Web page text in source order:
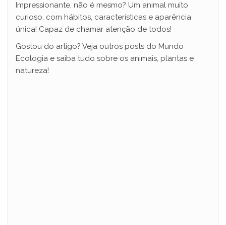
Impressionante, não é mesmo? Um animal muito
curioso, com hábitos, características e aparência
única! Capaz de chamar atenção de todos!
Gostou do artigo? Veja outros posts do Mundo
Ecologia e saiba tudo sobre os animais, plantas e
natureza!